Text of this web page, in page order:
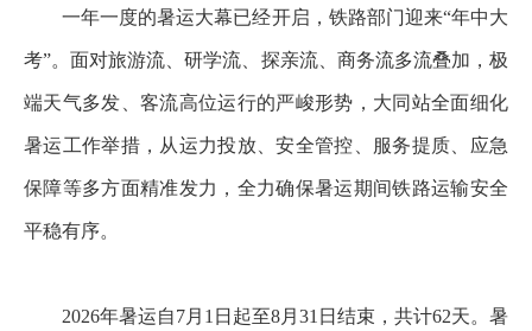
一年一度的暑运大幕已经开启，铁路部门迎来“年中大
考”。面对旅游流、研学流、探亲流、商务流多流叠加，极
端天气多发、客流高位运行的严峻形势，大同站全面细化
暑运工作举措，从运力投放、安全管控、服务提质、应急
保障等多方面精准发力，全力确保暑运期间铁路运输安全
平稳有序。
2026年暑运自7月1日起至8月31日结束，共计62天。暑